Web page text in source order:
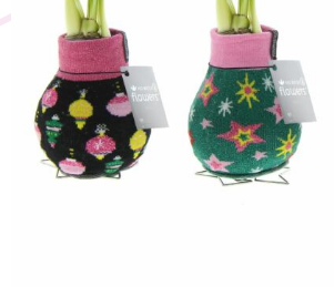
Brievenbuspakketten
Flexfit